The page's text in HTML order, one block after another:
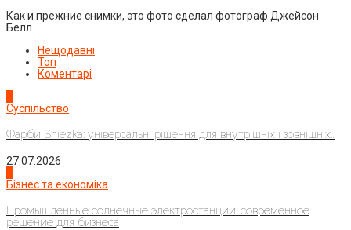
Как и прежние снимки, это фото сделал фотограф Джейсон
Белл.
Нещодавні
Топ
Коментарі
Суспільство
Фарби Sniezka: універсальні рішення для внутрішніх і зовнішніх...
27.07.2026
Бізнес та економіка
Промышленные солнечные электростанции: современное
решение для бизнеса